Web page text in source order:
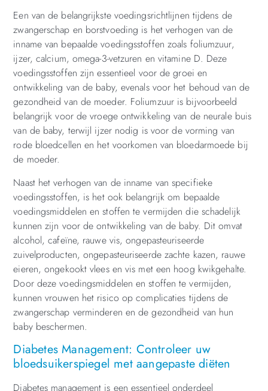
Een van de belangrijkste voedingsrichtlijnen tijdens de
zwangerschap en borstvoeding is het verhogen van de
inname van bepaalde voedingsstoffen zoals foliumzuur,
ijzer, calcium, omega-3-vetzuren en vitamine D. Deze
voedingsstoffen zijn essentieel voor de groei en
ontwikkeling van de baby, evenals voor het behoud van de
gezondheid van de moeder. Foliumzuur is bijvoorbeeld
belangrijk voor de vroege ontwikkeling van de neurale buis
van de baby, terwijl ijzer nodig is voor de vorming van
rode bloedcellen en het voorkomen van bloedarmoede bij
de moeder.
Naast het verhogen van de inname van specifieke
voedingsstoffen, is het ook belangrijk om bepaalde
voedingsmiddelen en stoffen te vermijden die schadelijk
kunnen zijn voor de ontwikkeling van de baby. Dit omvat
alcohol, cafeïne, rauwe vis, ongepasteuriseerde
zuivelproducten, ongepasteuriseerde zachte kazen, rauwe
eieren, ongekookt vlees en vis met een hoog kwikgehalte.
Door deze voedingsmiddelen en stoffen te vermijden,
kunnen vrouwen het risico op complicaties tijdens de
zwangerschap verminderen en de gezondheid van hun
baby beschermen.
Diabetes Management: Controleer uw
bloedsuikerspiegel met aangepaste diëten
Diabetes management is een essentieel onderdeel